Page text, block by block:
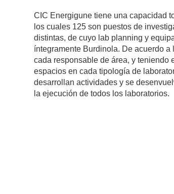
CIC Energigune tiene una capacidad
los cuales 125 son puestos de
distintas, de cuyo lab planning y
íntegramente Burdinola. De acuerdo
cada responsable de área, y teniendo
espacios en cada tipología de
desarrollan actividades y se
la ejecución de todos los laboratorios.